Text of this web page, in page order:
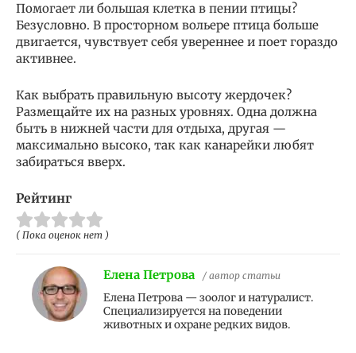
Помогает ли большая клетка в пении птицы?
Безусловно. В просторном вольере птица больше
двигается, чувствует себя увереннее и поет гораздо
активнее.
Как выбрать правильную высоту жердочек?
Размещайте их на разных уровнях. Одна должна
быть в нижней части для отдыха, другая —
максимально высоко, так как канарейки любят
забираться вверх.
Рейтинг
( Пока оценок нет )
Елена Петрова / автор статьи
Елена Петрова — зоолог и натуралист.
Специализируется на поведении
животных и охране редких видов.